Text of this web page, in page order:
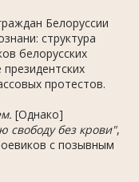
Белоруссии
структура
белорусских
протестов.
[Однако]
свободу без крови",
с позывным